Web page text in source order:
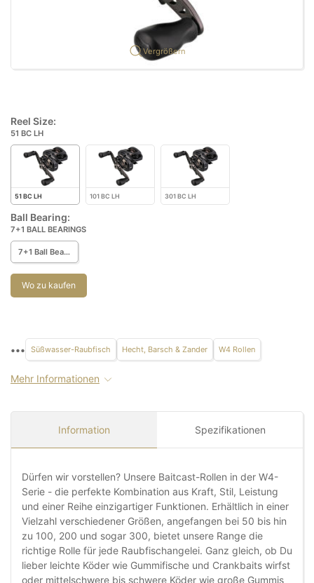
Vergrößern
Reel Size:
51 BC LH
51 BC LH 101 BC LH 301 BC LH
Ball Bearing:
7+1 BALL BEARINGS
7+1 Ball Bearings
Wo zu kaufen
••• Süßwasser-Raubfisch Hecht, Barsch & Zander W4 Rollen
Mehr Informationen
Information Spezifikationen
Dürfen wir vorstellen? Unsere Baitcast-Rollen in der W4-
Serie - die perfekte Kombination aus Kraft, Stil, Leistung
und einer Reihe einzigartiger Funktionen. Erhältlich in einer
Vielzahl verschiedener Größen, angefangen bei 50 bis hin
zu 100, 200 und sogar 300, bietet unsere Range die
richtige Rolle für jede Raubfischangelei. Ganz gleich, ob Du
lieber leichte Köder wie Gummifische und Crankbaits wirfst
oder mittelschwere bis schwere Köder wie große Gummis